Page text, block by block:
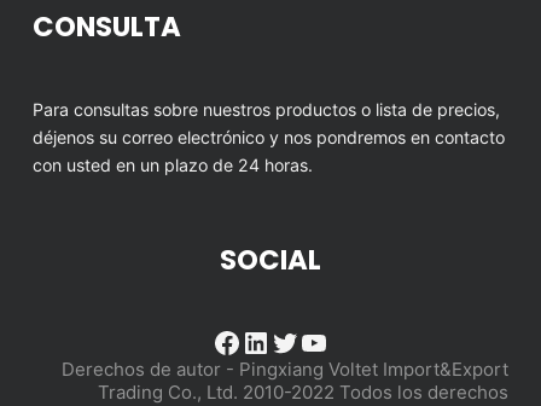
CONSULTA
Para consultas sobre nuestros productos o lista de precios,
déjenos su correo electrónico y nos pondremos en contacto
con usted en un plazo de 24 horas.
SOCIAL
Facebook
LinkedIn
Twitter
YouTube
Derechos de autor - Pingxiang Voltet Import&Export
Trading Co., Ltd. 2010-2022 Todos los derechos